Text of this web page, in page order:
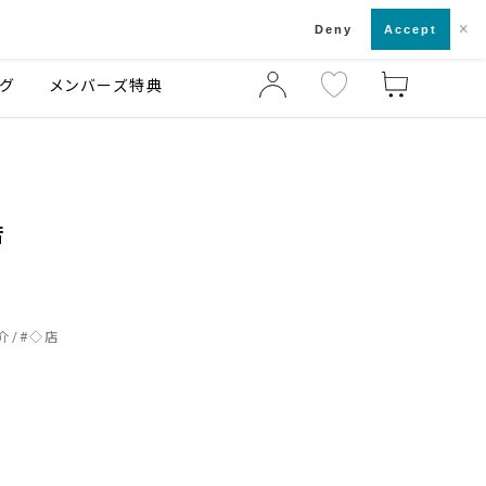
店舗一覧・来店予約
メンバーズ特典
#◇店
Deny Accept ×